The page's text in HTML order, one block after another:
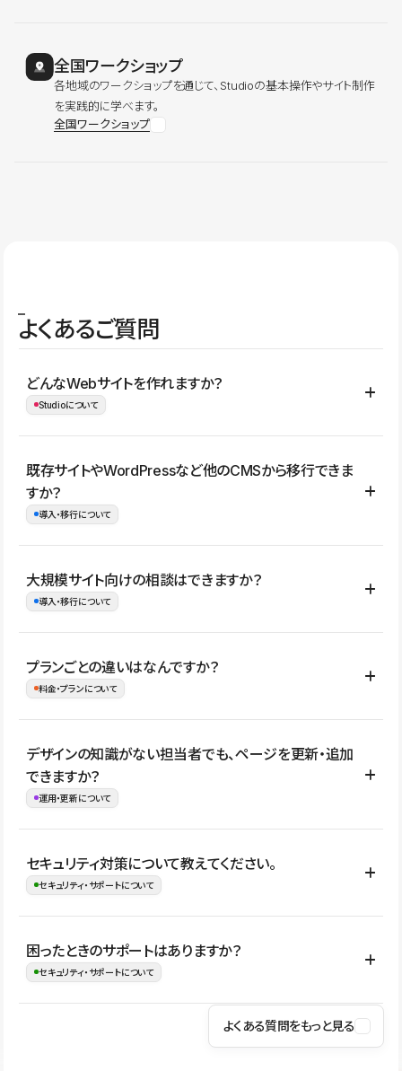
全国ワークショップ
各地域のワークショップを通じて、Studioの基本操作やサイト制作
を実践的に学べます。
全国ワークショップ
よくあるご質問
どんなWebサイトを作れますか？
Studioについて
コーポレートサイト、サービスサイト、LP、採用サイト、ブロ
グ・メディア、イベントサイト、店舗・商品紹介サイト、ポートフ
ォリオなど幅広く制作できます。
既存サイトやWordPressなど他のCMSから移行できま
すか？
導入・移行について
はい。既存サイトの構成やコンテンツ、URLを整理したうえで、
Studio上に再構築する形で移行できます。 WordPressの場合は、
イト全体のデザインや設定がそのまま移行されるわけではないた
め、移行後にページ構成やデザイン、CMS設計、URL・リダイレク
大規模サイト向けの相談はできますか？
導入・移行について
はい。アクセス規模が大きいサイトや、複数部門での運用、権限管
理、セキュリティ確認、既存システムとの連携など、個別の要件が
ない段階でも、お問い合わせください。
お問合せはこちら
プランごとの違いはなんですか？
料金・プランについて
公開ページ数、バージョン履歴の期間、CMS利用数の上限、権限
管理の有無などがプランごとに異なります。詳しくは料金プランペ
ージをご覧ください。
デザインの知識がない担当者でも、ページを更新・追加
できますか？
運用・更新について
はい。CMSやコンポーネントを活用して更新範囲を設計しておく
ことで、デザインを崩しにくい状態で運用できます。 さらにコン
ながらレイアウトに影響を与えずに更新作業を進めやすくなりま
す。
セキュリティ対策について教えてください。
セキュリティ・サポートについて
Studioでは、公開サイトやサービスを安全に利用できるよう、通信
の暗号化、データ保護、アクセス管理、脆弱性対策など、複数の観
はSSL/TLSによる通信暗号化に対応しており、悪質なスクリプトの
困ったときのサポートはありますか？
セキュリティ・サポートについて
操作方法や機能については、ヘルプセンターでご確認いただけま
よくある質問をもっと見る